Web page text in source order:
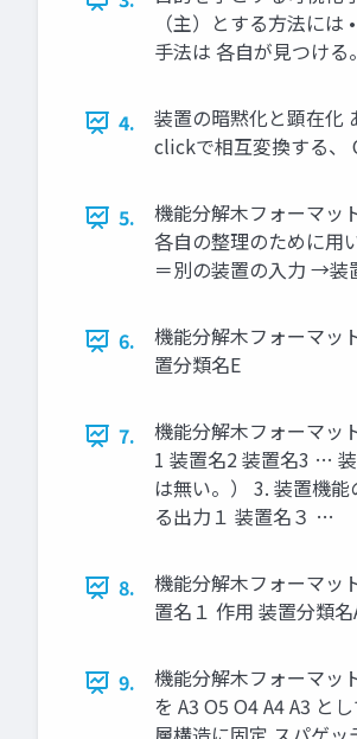
（主）とする方法に
手法は 各自が見つける
4.
装置の暗黙化と顕在
clickで相互変換する、
5.
機能分解木フォーマッ
各自の整理のために
＝別の装置の入力 →装
6.
機能分解木フォーマッ
置分類名E
7.
機能分解木フォーマッ
1 装置名2 装置名3 …
は無い。） 3. 装置機
る出力１ 装置名３ …
8.
機能分解木フォーマッ
置名１ 作用 装置分類
9.
機能分解木フォーマッ
を A3 O5 O4 A4 A3 と